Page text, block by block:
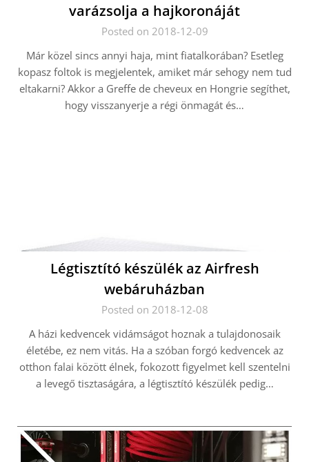
varázsolja a hajkoronáját
Posted on 2018-12-09
Már közel sincs annyi haja, mint fiatalkorában? Esetleg
kopasz foltok is megjelentek, amiket már sehogy nem tud
eltakarni? Akkor a Greffe de cheveux en Hongrie segíthet,
hogy visszanyerje a régi önmagát és…
Légtisztító készülék az Airfresh
webáruházban
Posted on 2018-12-08
A házi kedvencek vidámságot hoznak a tulajdonosaik
életébe, ez nem vitás. Ha a szóban forgó kedvencek az
otthon falai között élnek, fokozott figyelmet kell szentelni
a levegő tisztaságára, a légtisztító készülék pedig…